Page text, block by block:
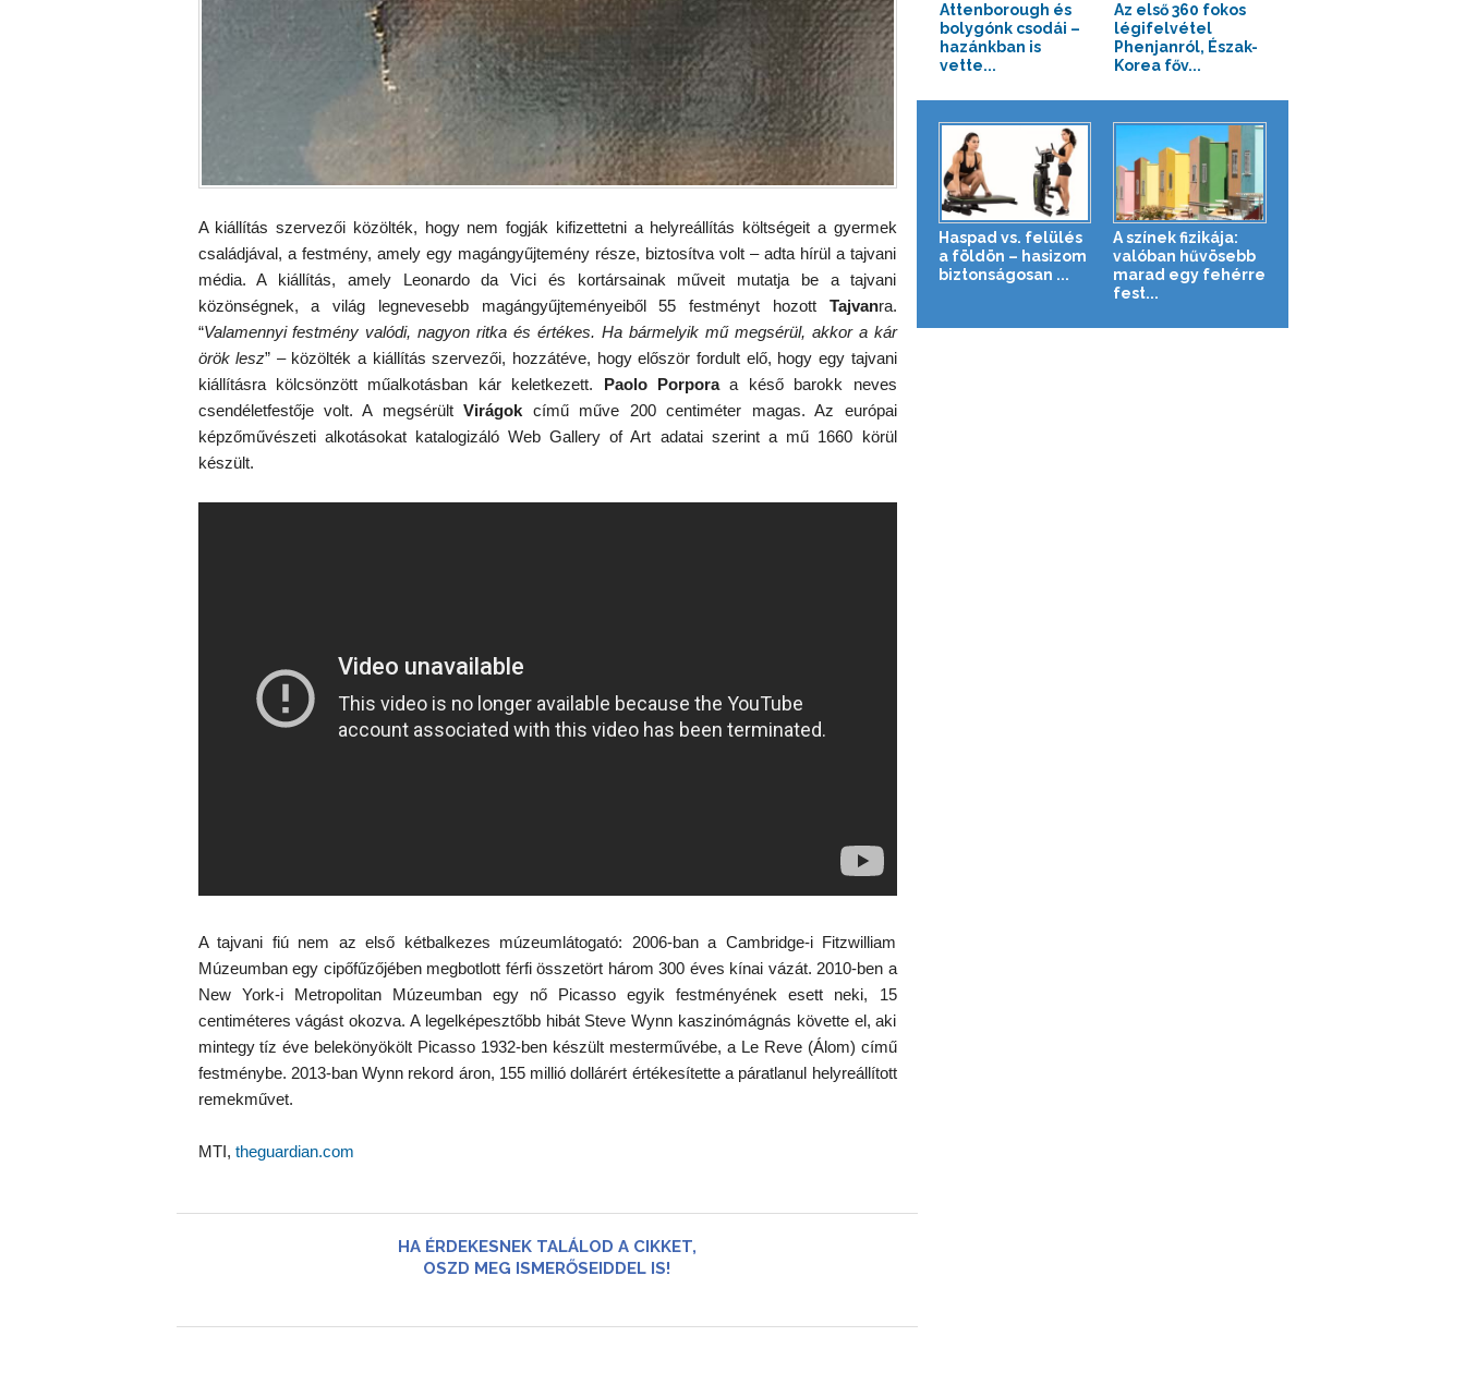
A kiállítás szervezői közölték, hogy nem fogják kifizettetni a helyreállítás költségeit a gyermek
családjával, a festmény, amely egy magángyűjtemény része, biztosítva volt – adta hírül a tajvani
média. A kiállítás, amely Leonardo da Vici és kortársainak műveit mutatja be a tajvani
közönségnek, a világ legnevesebb magángyűjteményeiből 55 festményt hozott Tajvanra.
“Valamennyi festmény valódi, nagyon ritka és értékes. Ha bármelyik mű megsérül, akkor a kár
örök lesz” – közölték a kiállítás szervezői, hozzátéve, hogy először fordult elő, hogy egy tajvani
kiállításra kölcsönzött műalkotásban kár keletkezett. Paolo Porporaa késő barokk neves
csendéletfestője volt. A megsérültVirágok című műve 200 centiméter magas. Az európai
képzőművészeti alkotásokat katalogizáló Web Gallery of Art adatai szerint a mű 1660 körül
készült.
A tajvani fiú nem az első kétbalkezes múzeumlátogató: 2006-ban a Cambridge-i Fitzwilliam
Múzeumban egy cipőfűzőjében megbotlott férfi összetört három 300 éves kínai vázát. 2010-ben a
New York-i Metropolitan Múzeumban egy nő Picasso egyik festményének esett neki, 15
centiméteres vágást okozva. A legelképesztőbb hibát Steve Wynn kaszinómágnás követte el, aki
mintegy tíz éve belekönyökölt Picasso 1932-ben készült mesterművébe, a Le Reve (Álom) című
festménybe. 2013-ban Wynn rekord áron, 155 millió dollárért értékesítette a páratlanul helyreállított
remekművet.
MTI, theguardian.com
HA ÉRDEKESNEK TALÁLOD A CIKKET,
OSZD MEG ISMERŐSEIDDEL IS!
Attenborough és
bolygónk csodái –
hazánkban is
vette...
Az első 360 fokos
légifelvétel
Phenjanról, Észak-
Korea főv...
Haspad vs. felülés
a földön – hasizom
biztonságosan ...
A színek fizikája:
valóban hűvösebb
marad egy fehérre
fest...